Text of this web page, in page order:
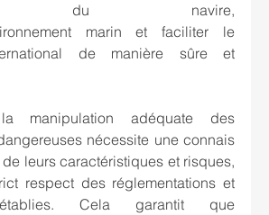
du navire,
marin et faciliter le
de manière sûre et
manipulation adéquate des
nécessite une connais
leurs caractéristiques et risques,
respect des réglementations et
établies. Cela garantit que